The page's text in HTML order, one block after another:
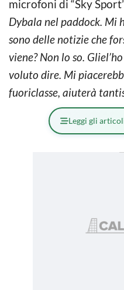
microfoni di “Sky
Dybala nel paddock. Mi
sono delle notizie che
viene? Non lo so.
voluto dire. Mi
fuoriclasse, aiuterà
Leggi gli